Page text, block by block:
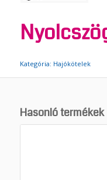
Kategória: Hajókötelek
Hasonló termékek